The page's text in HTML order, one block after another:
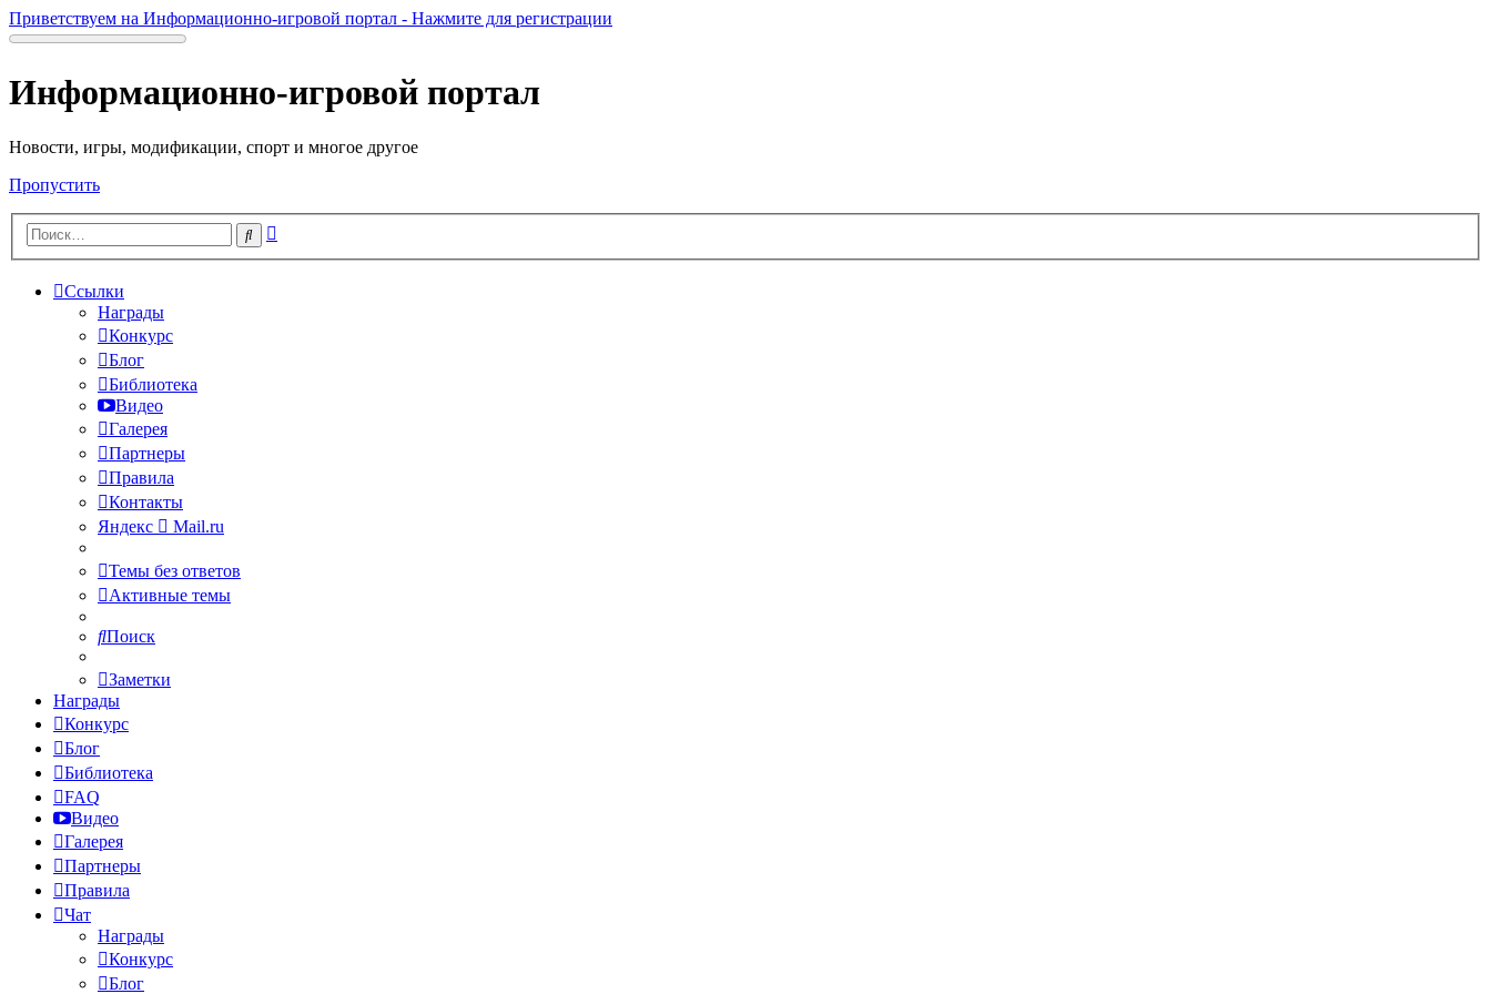
Приветствуем на Информационно-игровой портал - Нажмите для регистрации
Информационно-игровой портал
Новости, игры, модификации, спорт и многое другое
Пропустить
Поиск
Ссылки
Награды
Конкурс
Блог
Библиотека
Видео
Галерея
Партнеры
Правила
Контакты
Яндекс
Mail.ru
Темы без ответов
Активные темы
Поиск
Заметки
Награды
Конкурс
Блог
Библиотека
FAQ
Видео
Галерея
Партнеры
Правила
Чат
Награды
Конкурс
Блог